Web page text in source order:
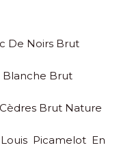
De Noirs Brut
Blanche Brut
Brut Nature
Picamelot En